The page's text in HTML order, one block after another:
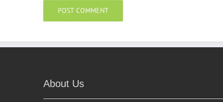
About Us